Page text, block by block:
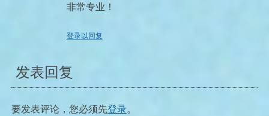
非常专业！
登录以回复
发表回复
要发表评论，您必须先登录。